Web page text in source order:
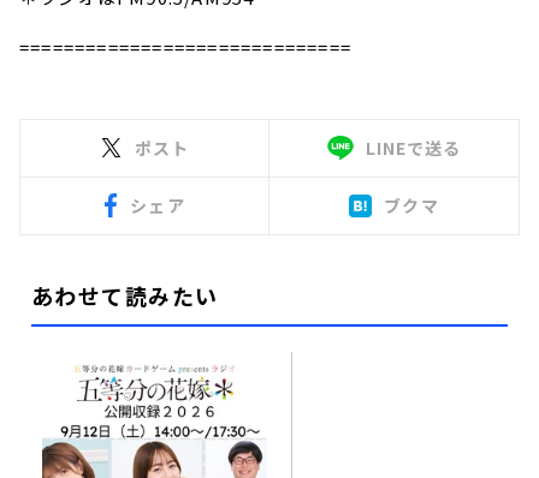
==============================
ポスト LINEで送る
シェア ブクマ
あわせて読みたい